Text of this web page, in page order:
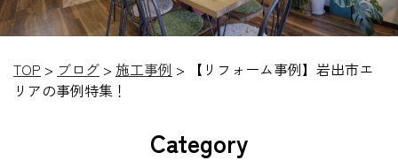
TOP > ブログ > 施工事例 >
【リフォーム事例】岩出市エ
リアの事例特集！
Category